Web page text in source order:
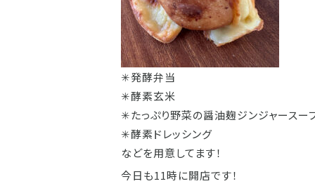
✳︎発酵弁当
✳︎酵素玄米
✳︎たっぷり野菜の醤油麹ジンジャースー
✳︎酵素ドレッシング
などを用意してます！
今日も11時に開店です！